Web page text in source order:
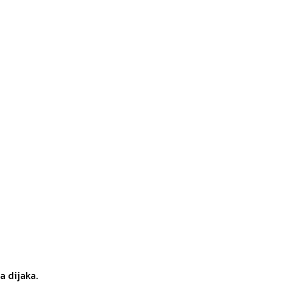
dijaka.